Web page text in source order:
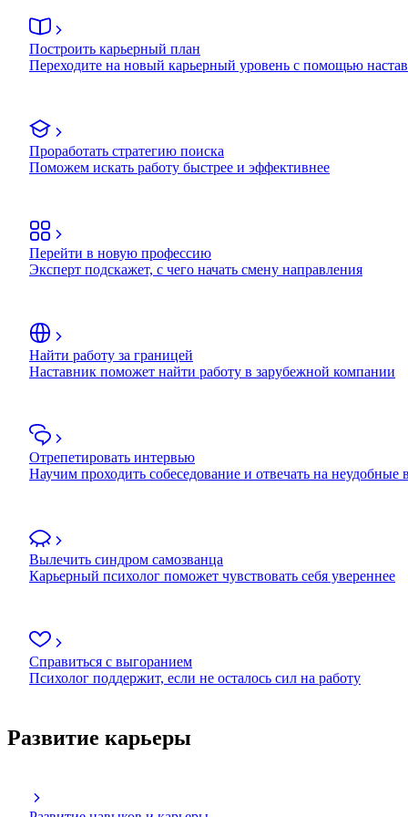
Построить карьерный план
Переходите на новый карьерный уровень с помощью
Проработать стратегию поиска
Поможем искать работу быстрее и эффективнее
Перейти в новую профессию
Эксперт подскажет, с чего начать смену направления
Найти работу за границей
Наставник поможет найти работу в зарубежной компании
Отрепетировать интервью
Научим проходить собеседование и отвечать на неудобные
Вылечить синдром самозванца
Карьерный психолог поможет чувствовать себя увереннее
Справиться с выгоранием
Психолог поддержит, если не осталось сил на работу
Развитие карьеры